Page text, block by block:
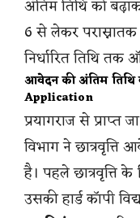
अंतिम तिथि को
6 से लेकर परास्नातक
निर्धारित तिथि
आवेदन की अंतिम तिथि
Application
प्रयागराज से प्राप्त
विभाग ने
है। पहले
उसकी हार्ड कॉपी